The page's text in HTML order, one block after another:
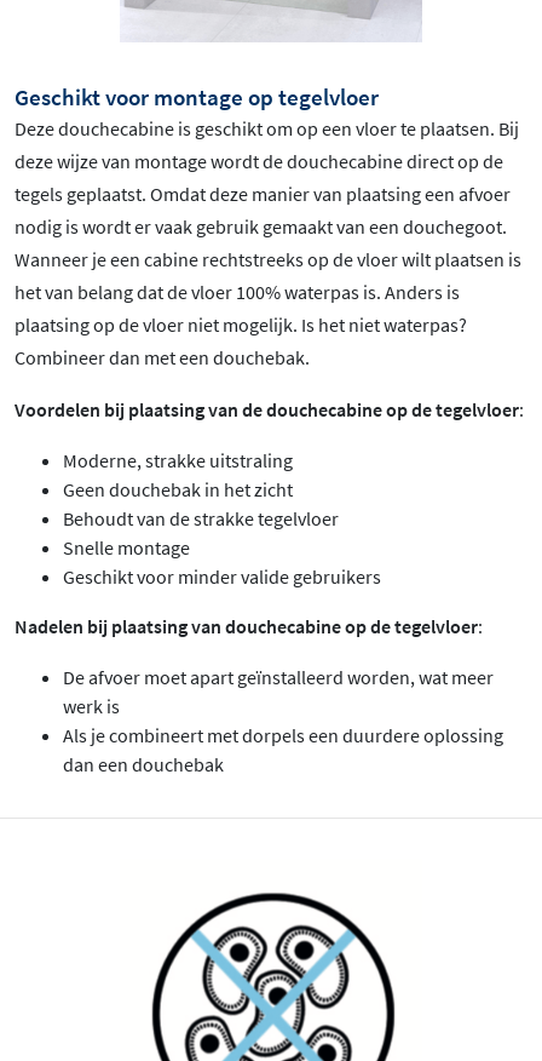
Geschikt voor montage op tegelvloer
Deze douchecabine is geschikt om op een vloer te plaatsen. Bij
deze wijze van montage wordt de douchecabine direct op de
tegels geplaatst. Omdat deze manier van plaatsing een afvoer
nodig is wordt er vaak gebruik gemaakt van een douchegoot.
Wanneer je een cabine rechtstreeks op de vloer wilt plaatsen is
het van belang dat de vloer 100% waterpas is. Anders is
plaatsing op de vloer niet mogelijk. Is het niet waterpas?
Combineer dan met een douchebak.
Voordelen bij plaatsing van de douchecabine op de tegelvloer:
Moderne, strakke uitstraling
Geen douchebak in het zicht
Behoudt van de strakke tegelvloer
Snelle montage
Geschikt voor minder valide gebruikers
Nadelen bij plaatsing van douchecabine op de tegelvloer:
De afvoer moet apart geïnstalleerd worden, wat meer
werk is
Als je combineert met dorpels een duurdere oplossing
dan een douchebak